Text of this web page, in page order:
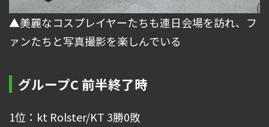
▲美麗なコスプレイヤーたちも連日会場を訪れ、フ
ァンたちと写真撮影を楽しんでいる
グループC 前半終了時
1位：kt Rolster/KT 3勝0敗